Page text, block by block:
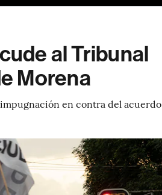
al Tribunal
Morena
en contra del acuerdo